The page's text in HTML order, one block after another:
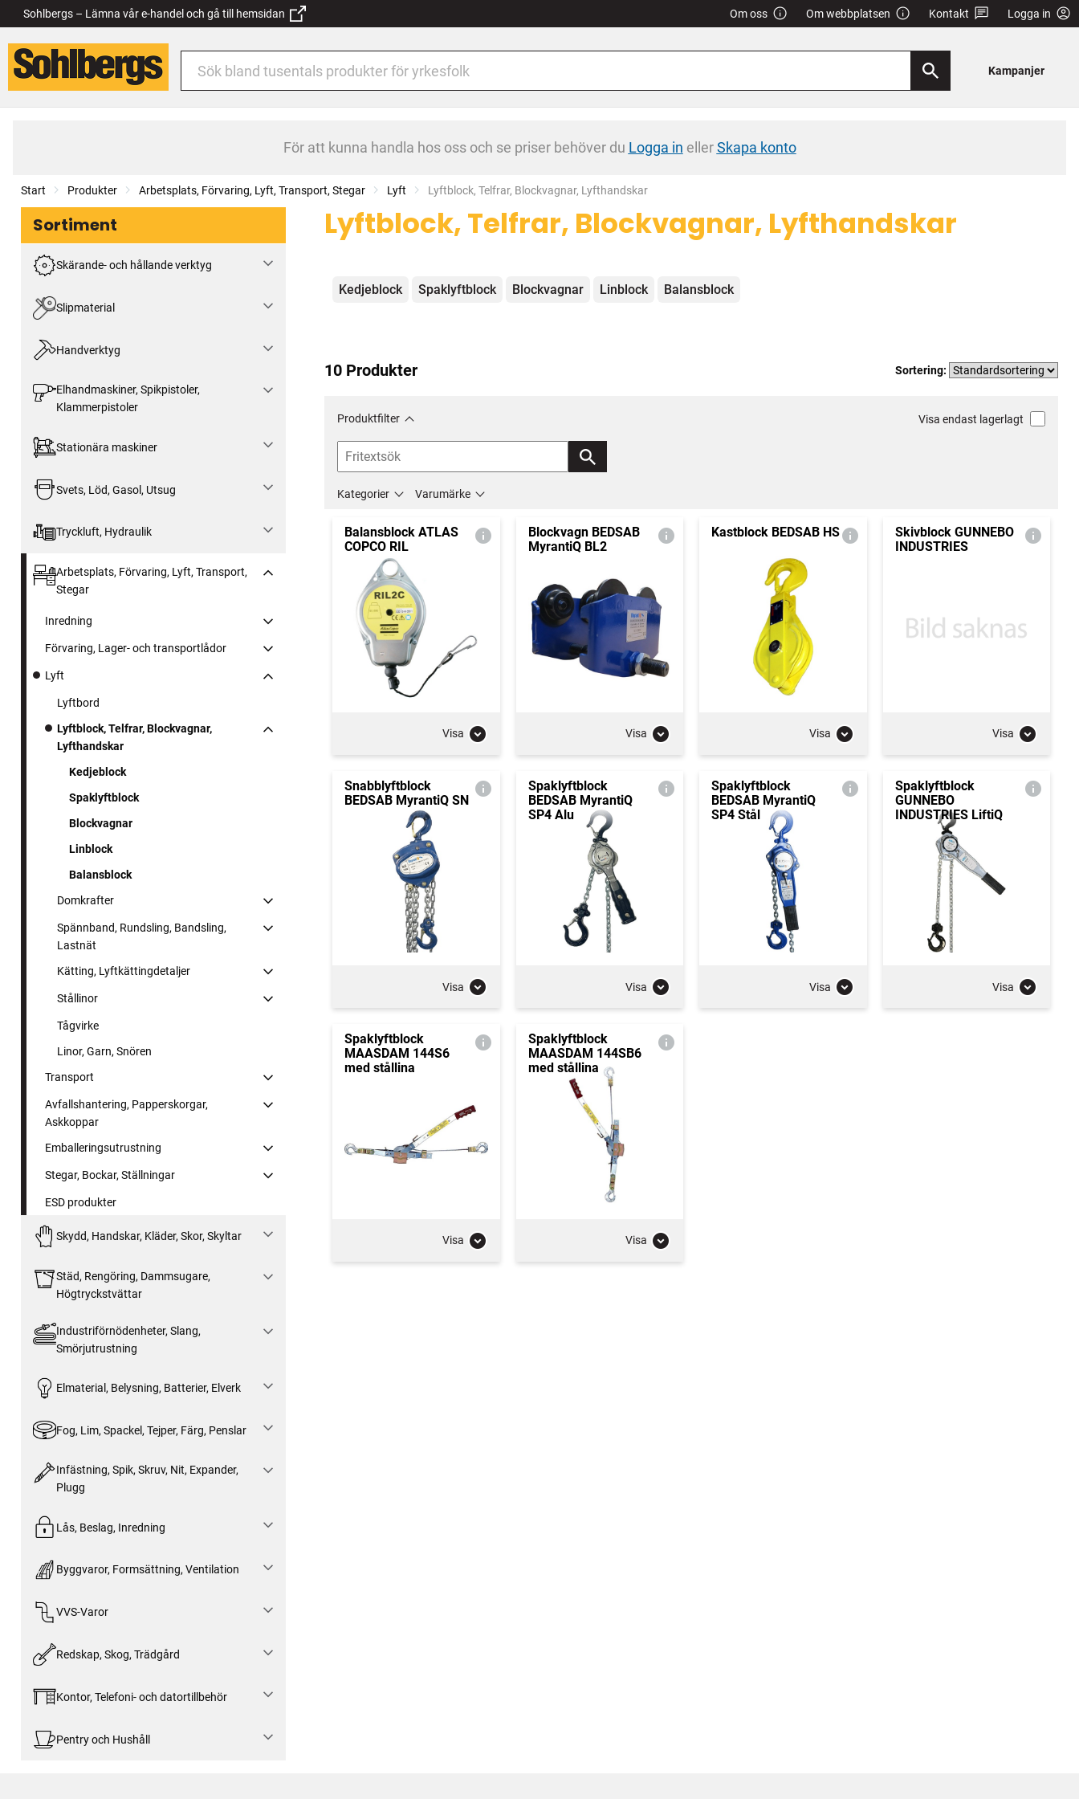
Sohlbergs – Lämna vår e-handel och gå till hemsidan Om oss Om webbplatsen Kontakt Logga in
Kampanjer
För att kunna handla hos oss och se priser behöver du Logga in ellerSkapa konto
Start Produkter Arbetsplats, Förvaring, Lyft, Transport, Stegar Lyft Current:
Lyftblock, Telfrar, Blockvagnar, Lyfthandskar
Sortiment
Skärande- och hållande verktyg
Slipmaterial
Handverktyg
Elhandmaskiner, Spikpistoler,
Klammerpistoler
Stationära maskiner
Svets, Löd, Gasol, Utsug
Tryckluft, Hydraulik
Arbetsplats, Förvaring, Lyft, Transport,
Stegar
Inredning
Förvaring, Lager- och transportlådor
Lyft
Lyftbord
Lyftblock, Telfrar, Blockvagnar,
Lyfthandskar
Kedjeblock
Spaklyftblock
Blockvagnar
Linblock
Balansblock
Domkrafter
Spännband, Rundsling, Bandsling,
Lastnät
Kätting, Lyftkättingdetaljer
Stållinor
Tågvirke
Linor, Garn, Snören
Transport
Avfallshantering, Papperskorgar,
Askkoppar
Emballeringsutrustning
Stegar, Bockar, Ställningar
ESD produkter
Skydd, Handskar, Kläder, Skor, Skyltar
Städ, Rengöring, Dammsugare,
Högtryckstvättar
Industriförnödenheter, Slang,
Smörjutrustning
Elmaterial, Belysning, Batterier, Elverk
Fog, Lim, Spackel, Tejper, Färg, Penslar
Infästning, Spik, Skruv, Nit, Expander,
Plugg
Lås, Beslag, Inredning
Byggvaror, Formsättning, Ventilation
VVS-Varor
Redskap, Skog, Trädgård
Kontor, Telefoni- och datortillbehör
Pentry och Hushåll
Lyftblock, Telfrar, Blockvagnar, Lyfthandskar
Kategorier
Kedjeblock Spaklyftblock Blockvagnar Linblock Balansblock
10 Produkter Sortering:
Produktfilter Visa endast lagerlagt
Kategorier Varumärke
Balansblock ATLAS
COPCO RIL
Visa
Blockvagn BEDSAB
MyrantiQ BL2
Visa
Kastblock BEDSAB HS
Visa
Skivblock GUNNEBO
INDUSTRIES
Visa
Snabblyftblock
BEDSAB MyrantiQ SN
Visa
Spaklyftblock
BEDSAB MyrantiQ
SP4 Alu
Visa
Spaklyftblock
BEDSAB MyrantiQ
SP4 Stål
Visa
Spaklyftblock
GUNNEBO
INDUSTRIES LiftiQ
Visa
Spaklyftblock
MAASDAM 144S6
med stållina
Visa
Spaklyftblock
MAASDAM 144SB6
med stållina
Visa